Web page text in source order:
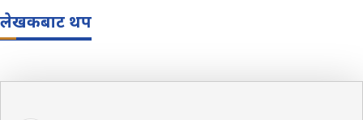
लेखकबाट थप